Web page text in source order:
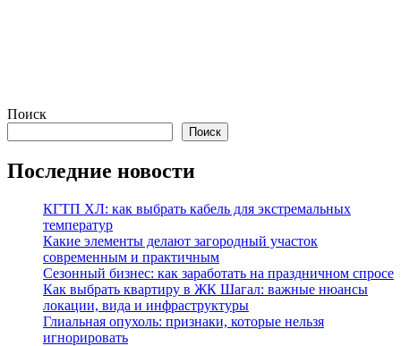
Поиск
Поиск
Последние новости
КГТП ХЛ: как выбрать кабель для экстремальных
температур
Какие элементы делают загородный участок
современным и практичным
Сезонный бизнес: как заработать на праздничном спросе
Как выбрать квартиру в ЖК Шагал: важные нюансы
локации, вида и инфраструктуры
Глиальная опухоль: признаки, которые нельзя
игнорировать